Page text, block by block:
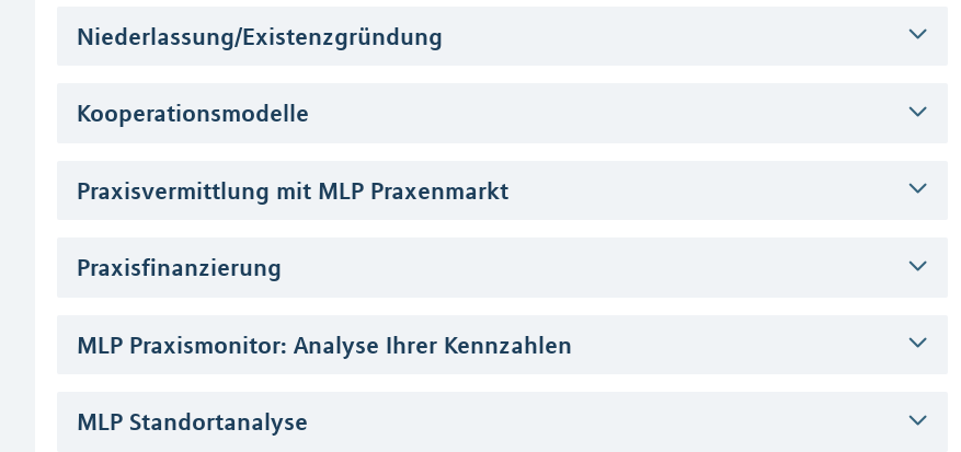
Niederlassung/Existenzgründung
Kooperationsmodelle
Praxisvermittlung mit MLP Praxenmarkt
Praxisfinanzierung
MLP Praxismonitor: Analyse Ihrer Kennzahlen
MLP Standortanalyse